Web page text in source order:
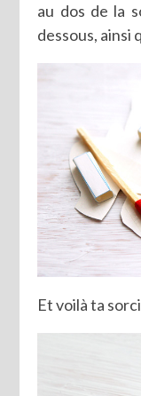
au dos de la
dessous, ainsi
Et voilà ta